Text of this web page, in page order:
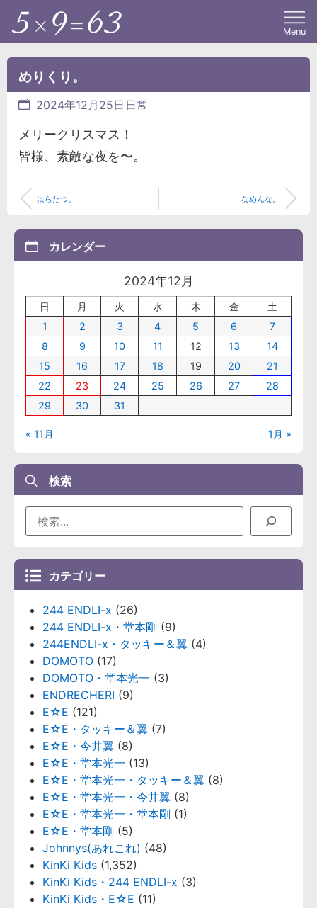
Menu
めりくり。
2024年12月25日 日常
メリークリスマス！
皆様、素敵な夜を〜。
はらたつ。 なめんな。
カレンダー
2024年12月
日 月 火 水 木 金
土
1
2 3 4 5 6
7
8
9 10 11 12 13
14
15
16 17 18 19 20
21
22
23 24 25 26 27
28
29
30 31
« 11月 1月 »
検索
カテゴリー
244 ENDLI-x (26)
244 ENDLI-x・堂本剛 (9)
244ENDLI-x・タッキー＆翼 (4)
DOMOTO (17)
DOMOTO・堂本光一 (3)
ENDRECHERI (9)
E☆E (121)
E☆E・タッキー＆翼 (7)
E☆E・今井翼 (8)
E☆E・堂本光一 (13)
E☆E・堂本光一・タッキー＆翼 (8)
E☆E・堂本光一・今井翼 (8)
E☆E・堂本光一・堂本剛 (1)
E☆E・堂本剛 (5)
Johnnys(あれこれ) (48)
KinKi Kids (1,352)
KinKi Kids・244 ENDLI-x (3)
KinKi Kids・E☆E (11)